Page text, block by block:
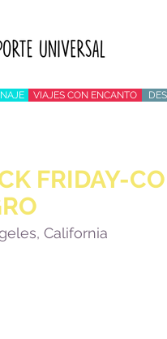
VIAJES CON ENCANTO
FRIDAY-
California